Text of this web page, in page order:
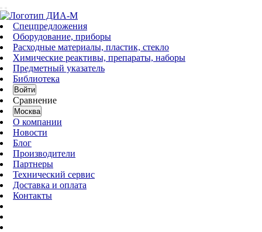
Спецпредложения
Оборудование, приборы
Расходные материалы, пластик, стекло
Химические реактивы, препараты, наборы
Предметный указатель
Библиотека
Войти
Сравнение
Москва
О компании
Новости
Блог
Производители
Партнеры
Технический сервис
Доставка и оплата
Контакты